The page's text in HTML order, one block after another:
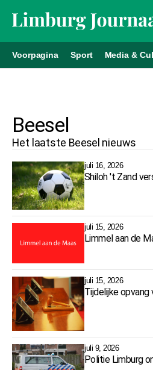
Voorpagina Sport Media &
Beesel
Het laatste Beesel nieuws
juli 16, 2026
Shiloh 't Zand
juli 15, 2026
Limmel aan de
juli 15, 2026
Tijdelijke
juli 9, 2026
Politie Limburg